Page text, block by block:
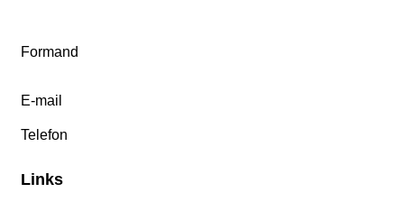
Formand
E-mail
Telefon
Links